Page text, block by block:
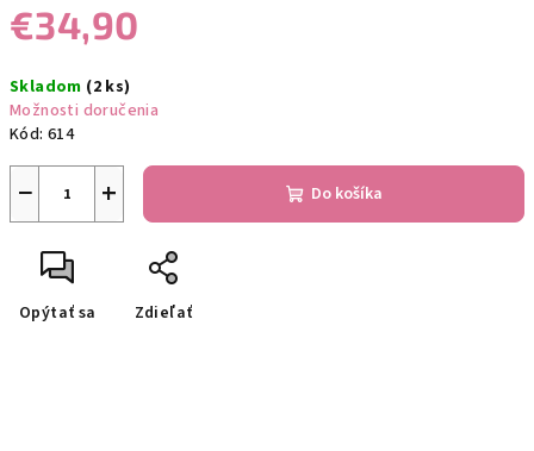
€34,90
cena:
Skladom (2 ks)
Možnosti doručenia
Kód: 614
+
− Do košíka
Opýtať sa Zdieľať